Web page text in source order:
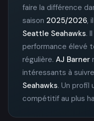
faire la différence
saison 2025/2026,
Seattle Seahawks.
performance élevé
régulière. AJ Barner
intéressants à
Seahawks. Un profil
compétitif au plus